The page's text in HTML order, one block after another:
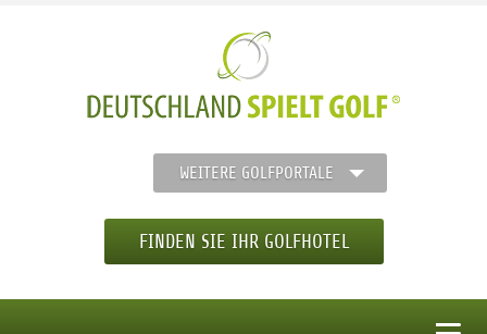
WEITERE GOLFPORTALE
FINDEN SIE IHR GOLFHOTEL